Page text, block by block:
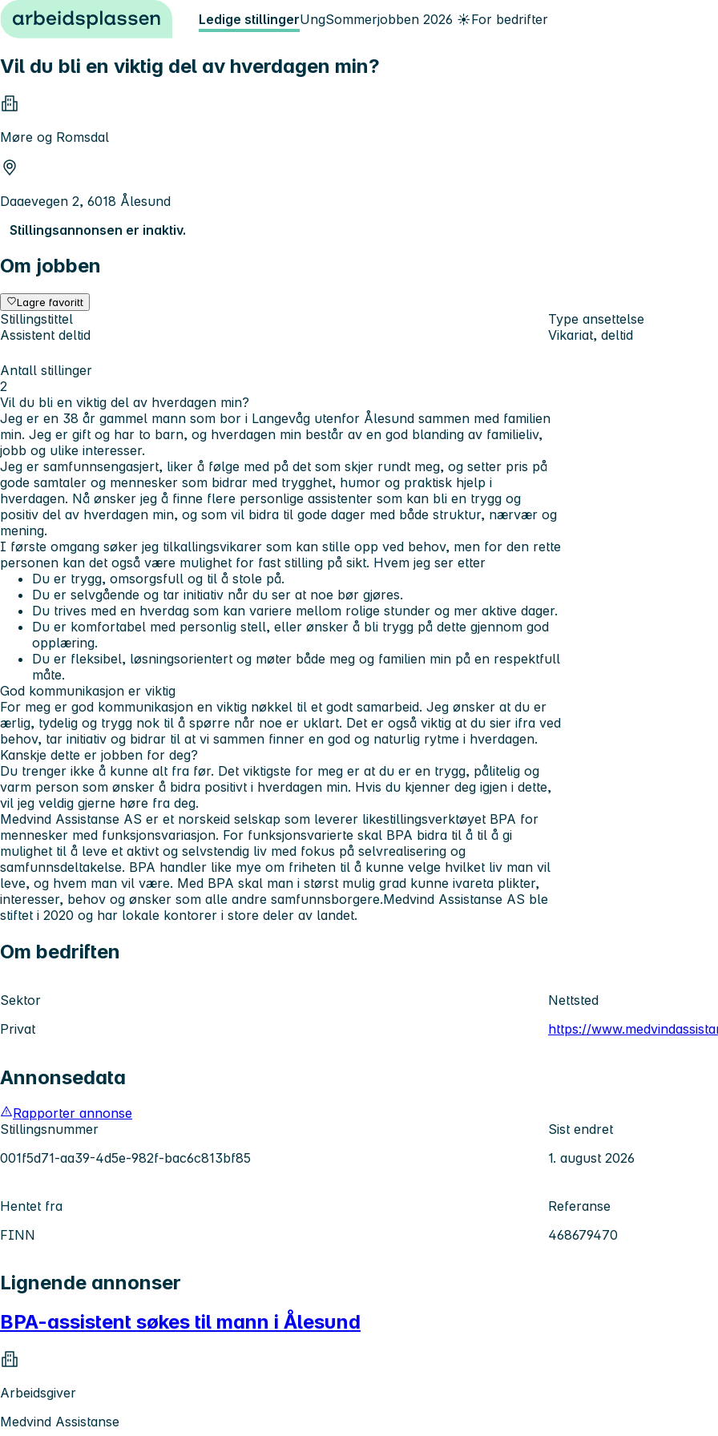
Hopp til innhold Ledige stillingerUngSommerjobben 2026 ☀️For bedrifter
Vil du bli en viktig del av hverdagen min?
Møre og Romsdal
Daaevegen 2, 6018 Ålesund
Stillingsannonsen er inaktiv.
Om jobben
Lagre favoritt
Stillingstittel
Assistent deltid
Type ansettelse
Vikariat, deltid
Antall stillinger
2
Vil du bli en viktig del av hverdagen min?
Jeg er en 38 år gammel mann som bor i Langevåg utenfor Ålesund sammen med familien
min. Jeg er gift og har to barn, og hverdagen min består av en god blanding av familieliv,
jobb og ulike interesser.
Jeg er samfunnsengasjert, liker å følge med på det som skjer rundt meg, og setter pris på
gode samtaler og mennesker som bidrar med trygghet, humor og praktisk hjelp i
hverdagen. Nå ønsker jeg å finne flere personlige assistenter som kan bli en trygg og
positiv del av hverdagen min, og som vil bidra til gode dager med både struktur, nærvær og
mening.
I første omgang søker jeg tilkallingsvikarer som kan stille opp ved behov, men for den rette
personen kan det også være mulighet for fast stilling på sikt. Hvem jeg ser etter
Du er trygg, omsorgsfull og til å stole på.
Du er selvgående og tar initiativ når du ser at noe bør gjøres.
Du trives med en hverdag som kan variere mellom rolige stunder og mer aktive dager.
Du er komfortabel med personlig stell, eller ønsker å bli trygg på dette gjennom god
opplæring.
Du er fleksibel, løsningsorientert og møter både meg og familien min på en respektfull
måte.
God kommunikasjon er viktig
For meg er god kommunikasjon en viktig nøkkel til et godt samarbeid. Jeg ønsker at du er
ærlig, tydelig og trygg nok til å spørre når noe er uklart. Det er også viktig at du sier ifra ved
behov, tar initiativ og bidrar til at vi sammen finner en god og naturlig rytme i hverdagen.
Kanskje dette er jobben for deg?
Du trenger ikke å kunne alt fra før. Det viktigste for meg er at du er en trygg, pålitelig og
varm person som ønsker å bidra positivt i hverdagen min. Hvis du kjenner deg igjen i dette,
vil jeg veldig gjerne høre fra deg.
Medvind Assistanse AS er et norskeid selskap som leverer likestillingsverktøyet BPA for
mennesker med funksjonsvariasjon. For funksjonsvarierte skal BPA bidra til å til å gi
mulighet til å leve et aktivt og selvstendig liv med fokus på selvrealisering og
samfunnsdeltakelse. BPA handler like mye om friheten til å kunne velge hvilket liv man vil
leve, og hvem man vil være. Med BPA skal man i størst mulig grad kunne ivareta plikter,
interesser, behov og ønsker som alle andre samfunnsborgere.Medvind Assistanse AS ble
stiftet i 2020 og har lokale kontorer i store deler av landet.
Om bedriften
Sektor
Privat
Nettsted
https://
Annonsedata
Rapporter annonse
Stillingsnummer
001f5d71-aa39-4d5e-982f-bac6c813bf85
Sist endret
1. august 2026
Hentet fra
FINN
Referanse
468679470
Lignende annonser
BPA-assistent søkes til mann i Ålesund
Arbeidsgiver
Medvind Assistanse